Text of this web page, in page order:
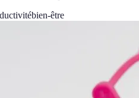
bien-être